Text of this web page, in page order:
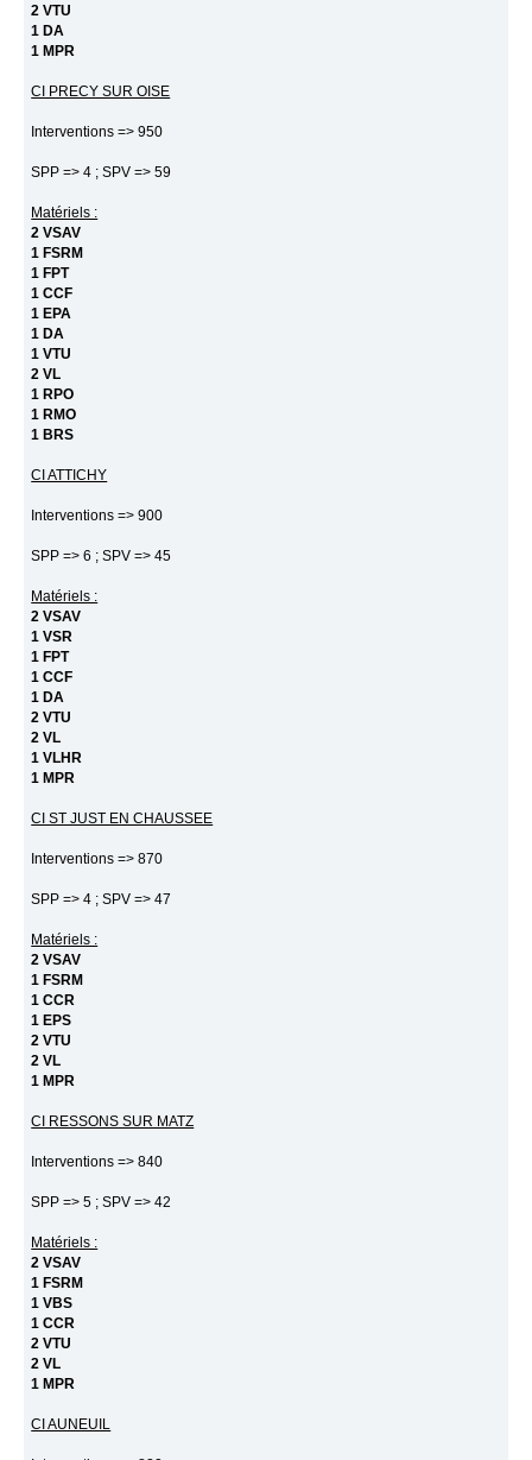
2 VTU
1 DA
1 MPR
CI PRECY SUR OISE
Interventions => 950
SPP => 4 ; SPV => 59
Matériels :
2 VSAV
1 FSRM
1 FPT
1 CCF
1 EPA
1 DA
1 VTU
2 VL
1 RPO
1 RMO
1 BRS
CI ATTICHY
Interventions => 900
SPP => 6 ; SPV => 45
Matériels :
2 VSAV
1 VSR
1 FPT
1 CCF
1 DA
2 VTU
2 VL
1 VLHR
1 MPR
CI ST JUST EN CHAUSSEE
Interventions => 870
SPP => 4 ; SPV => 47
Matériels :
2 VSAV
1 FSRM
1 CCR
1 EPS
2 VTU
2 VL
1 MPR
CI RESSONS SUR MATZ
Interventions => 840
SPP => 5 ; SPV => 42
Matériels :
2 VSAV
1 FSRM
1 VBS
1 CCR
2 VTU
2 VL
1 MPR
CI AUNEUIL